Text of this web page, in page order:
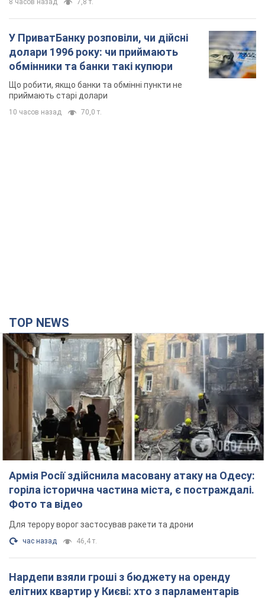
горіла історична частина міста, є постраждалі.
Фото та відео
Для терору ворог застосував ракети та дрони
час назад 46,4 т.
Нардепи взяли гроші з бюджету на оренду
елітних квартир у Києві: хто з парламентарів
просив кошти та де поселився
Як працює особлива соціальна гарантія та хто нею
5 часов назад
Російська армія обстріляла дві сусідні
багатоповерхівки в Харкові: двоє загиблих,
24 минуты назад